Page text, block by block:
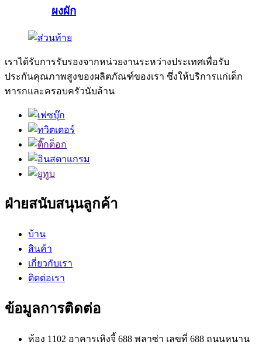
ผงผัก
เราได้รับการรับรองจากหน่วยงานระหว่างประเทศเพื่อรับ
ประกันคุณภาพสูงของผลิตภัณฑ์ของเรา ซึ่งให้บริการแก่เด็ก
ทารกและครอบครัวนับล้าน
ฝ่ายสนับสนุนลูกค้า
บ้าน
สินค้า
เกี่ยวกับเรา
ติดต่อเรา
ข้อมูลการติดต่อ
ห้อง 1102 อาคารเหิงจี้ 688 พลาซ่า เลขที่ 688 ถนนหนาน